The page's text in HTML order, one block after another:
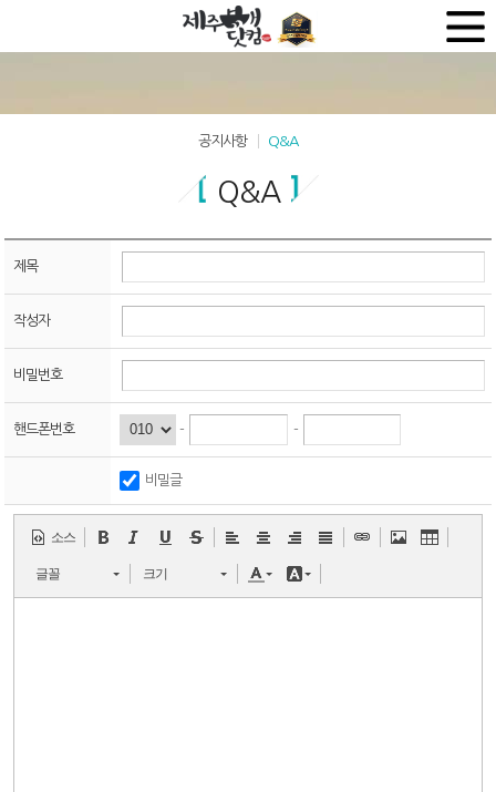
공지사항 Q&A
Q&A
제목
작성자
비밀번호
핸드폰번호 - -
비밀글
소스
글꼴 크기